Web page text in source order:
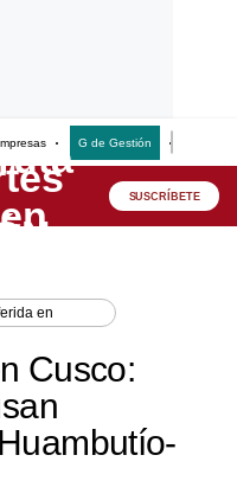
G de Gestión
SUSCRÍBETE
en
Cusco: